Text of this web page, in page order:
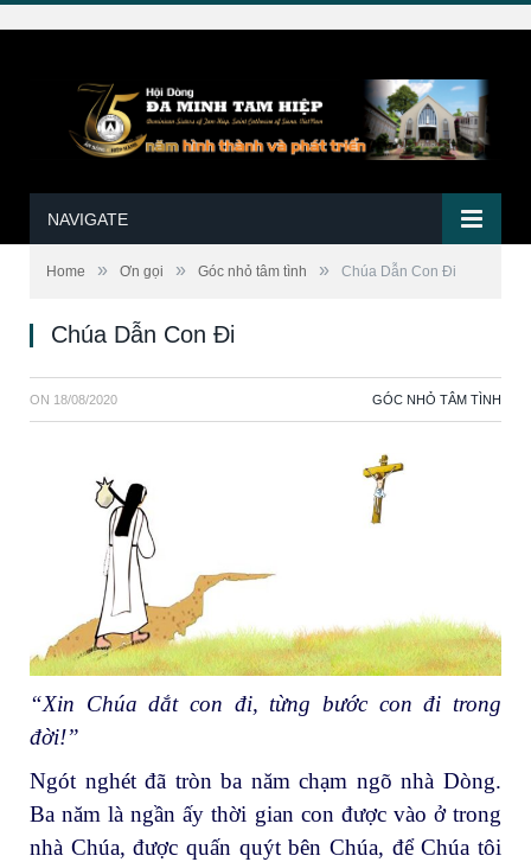
NAVIGATE
Home » Ơn gọi » Góc nhỏ tâm tình » Chúa Dẫn Con Đi
Chúa Dẫn Con Đi
ON 18/08/2020 GÓC NHỎ TÂM TÌNH
“Xin Chúa dắt con đi, từng bước con đi trong
đời!”
Ngót nghét đã tròn ba năm chạm ngõ nhà Dòng.
Ba năm là ngần ấy thời gian con được vào ở trong
nhà Chúa, được quấn quýt bên Chúa, để Chúa tôi